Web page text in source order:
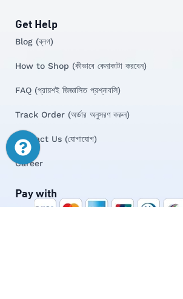
Get Help
Blog (ব্লগ)
How to Shop (কীভাবে কেনাকাটা করবেন)
FAQ (প্রায়শই জিজ্ঞাসিত প্রশ্নাবলি)
Track Order (অর্ডার অনুসরণ করুন)
Contact Us (যোগাযোগ)
Career
Pay with